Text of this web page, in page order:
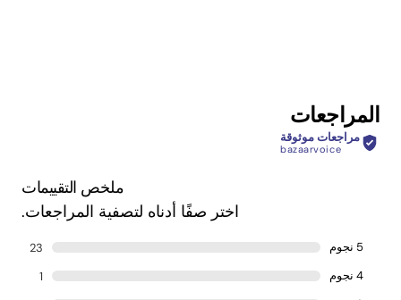
اللون:
٢ سم طول × ٢ سم عرض × ٢ سم
المراجعات
مراجعات موثوقة
bazaarvoice
ملخص التقييمات
اختر صفًا أدناه لتصفية المراجعات.
5 نجوم
23
4 نجوم
1